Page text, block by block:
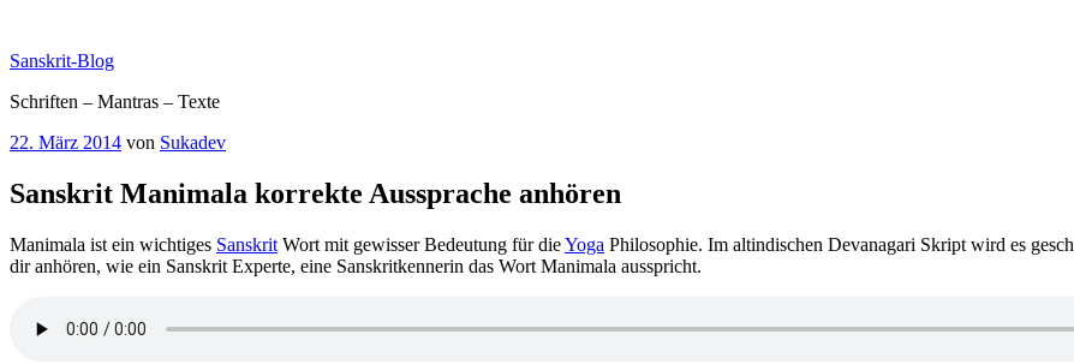
springen
Sanskrit-Blog
Schriften – Mantras – Texte
Veröffentlicht
22. März 2014 von Sukadev
Sanskrit Manimala korrekte Aussprache anhören
Manimala ist ein wichtiges Sanskrit Wort mit gewisser Bedeutung für dieYoga Philosophie. Im altindischen Devanagari Skript wird es
dir anhören, wie ein Sanskrit Experte, eine Sanskritkennerin das Wort Manimala ausspricht.